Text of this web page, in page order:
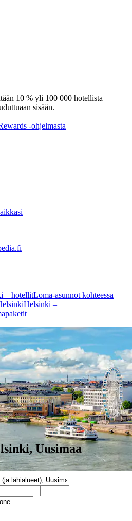
10 % yli 100 000 hotellista
sisään.
-ohjelmasta
– hotellitLoma-asunnot kohteessa
Helsinki –
Uusimaa